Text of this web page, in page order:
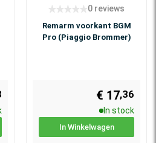
0 reviews
Remarm voorkant BGM
Pro (Piaggio Brommer)
€ 17,36
In stock
In Winkelwagen